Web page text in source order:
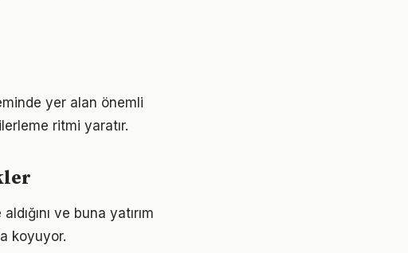
yer alan önemli
ritmi yaratır.
ve buna yatırım
koyuyor.